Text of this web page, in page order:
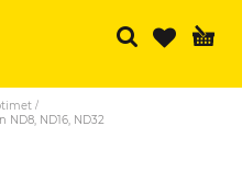
ND8, ND16, ND32